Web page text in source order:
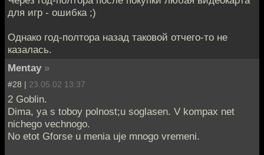
для игр - ошибка ;)
Однако год-полтора назад таковой отчего-то не
казалась.
Mentay »
#28 | 23.05.02 13:37
2 Goblin.
Dima, ya s toboy polnost;u soglasen. V kompax net
nichego vechnogo.
No etot Gforse u menia uje mnogo vremeni.